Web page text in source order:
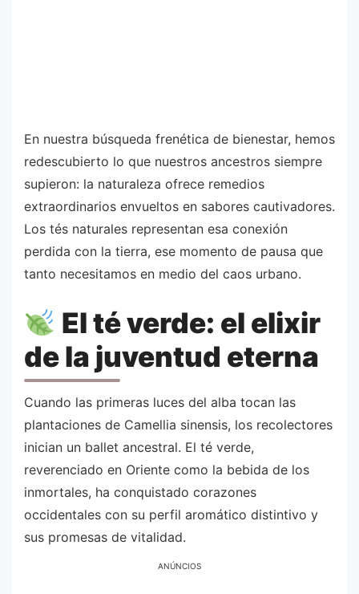
En nuestra búsqueda frenética de bienestar, hemos
redescubierto lo que nuestros ancestros siempre
supieron: la naturaleza ofrece remedios
extraordinarios envueltos en sabores cautivadores.
Los tés naturales representan esa conexión
perdida con la tierra, ese momento de pausa que
tanto necesitamos en medio del caos urbano.
El té verde: el elixir
de la juventud eterna
Cuando las primeras luces del alba tocan las
plantaciones de Camellia sinensis, los recolectores
inician un ballet ancestral. El té verde,
reverenciado en Oriente como la bebida de los
inmortales, ha conquistado corazones
occidentales con su perfil aromático distintivo y
sus promesas de vitalidad.
ANÚNCIOS